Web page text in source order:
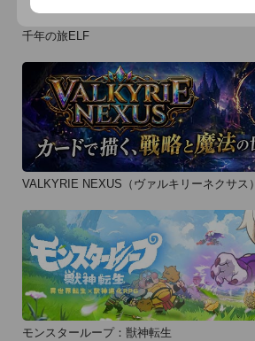
千年の旅ELF
VALKYRIE NEXUS（ヴァルキリーネクサス）
モンスターループ：獣神転生